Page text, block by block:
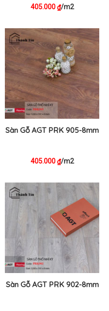
405.000₫/m2
Sàn Gỗ AGT PRK 905-8mm
405.000₫/m2
Sàn Gỗ AGT PRK 902-8mm